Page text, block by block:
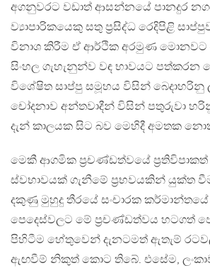
අගනුවරට වඩාත් ආසන්නයේ පානදුර
ව්‍යාපාරිකයෙකු සතු ප‍්‍රසිද්ධ රෙදිපිළි
විනාශ කිරීම ඒ ආර්ථික අරමුණ
සිංහල ගැහැනුන්ව වඳ භාවයට පත්කරන
විශේෂිත සාප්පු සමූහය විසින් බෙදාහරිනු
චෝදනාව අන්තවාදීන් විසින් පතුරුවා
දැන් කාලයක සිට බව මෙහිදී අමතක
මෙකී ආගමික ප‍්‍රචණ්ඩත්වයේ
ස්වභාවයක් ගැනීමේ ප‍්‍රභවයකින් යුක්ත වීම
දකුණු මුහුදු තීරයේ සංචාරක
පෙදෙස්වලට මේ ප‍්‍රචණ්ඩත්වය හටගත්
පිහිටීම හේතුවෙන් දැනටමත් ඇතැම්
ඇඟවීම් නිකුත් කොට තිබේ. එසේම,